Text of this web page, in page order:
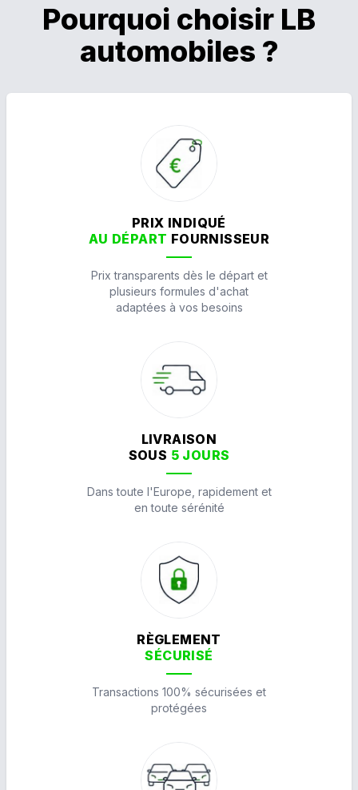
Pourquoi choisir LB
automobiles ?
PRIX INDIQUÉ
AU DÉPART FOURNISSEUR
Prix transparents dès le départ et
plusieurs formules d'achat
adaptées à vos besoins
LIVRAISON
SOUS 5 JOURS
Dans toute l'Europe, rapidement et
en toute sérénité
RÈGLEMENT
SÉCURISÉ
Transactions 100% sécurisées et
protégées